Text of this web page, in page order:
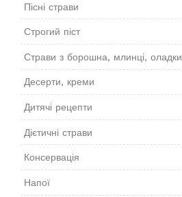
Пісні страви
Строгий піст
Страви з борошна, млинці, оладки
Десерти, креми
Дитячі рецепти
Дієтичні страви
Консервація
Напої